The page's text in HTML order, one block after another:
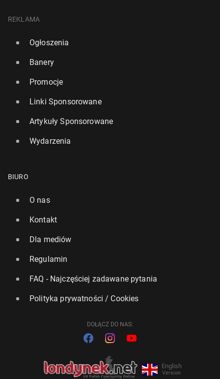
REKLAMA
Ogłoszenia
Banery
Promocje
Linki Sponsorowane
Artykuły Sponsorowane
Wydarzenia
BIURO
O nas
Kontakt
Dla mediów
Regulamin
FAQ - Najczęściej zadawane pytania
Polityka prywatności / Cookies
DOŁĄCZ DO NAS:
English
Version